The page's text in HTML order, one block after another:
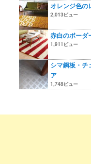
オレンジ色の
2,013ビュー
赤白のボーダ
1,911ビュー
シマ鋼板・チ
ア
1,748ビュー